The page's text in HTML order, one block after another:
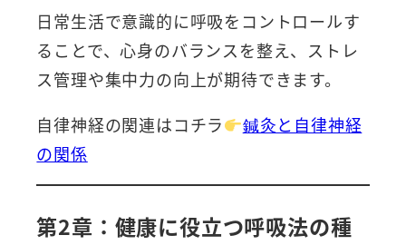
日常生活で意識的に呼吸をコントロールす
ることで、心身のバランスを整え、ストレ
ス管理や集中力の向上が期待できます。
自律神経の関連はコチラ
鍼灸と自律神経
の関係
第2章：健康に役立つ呼吸法の種